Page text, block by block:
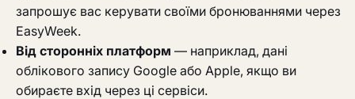
запрошує вас керувати своїми бронюваннями через
EasyWeek.
Від сторонніх платформ — наприклад, дані
облікового запису Google або Apple, якщо ви
обираєте вхід через ці сервіси.